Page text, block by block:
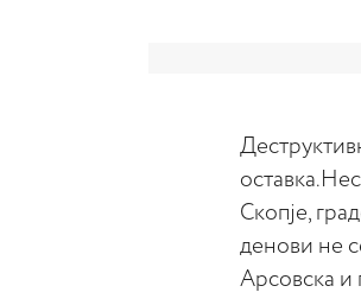
Скопје,
денови не
Арсовска и